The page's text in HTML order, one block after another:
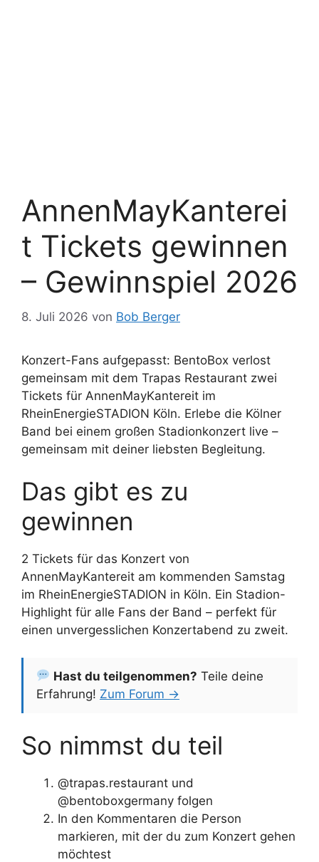
AnnenMayKanterei
t Tickets gewinnen
– Gewinnspiel 2026
8. Juli 2026 von Bob Berger
Konzert-Fans aufgepasst: BentoBox verlost
gemeinsam mit dem Trapas Restaurant zwei
Tickets für AnnenMayKantereit im
RheinEnergieSTADION Köln. Erlebe die Kölner
Band bei einem großen Stadionkonzert live –
gemeinsam mit deiner liebsten Begleitung.
Das gibt es zu
gewinnen
2 Tickets für das Konzert von
AnnenMayKantereit am kommenden Samstag
im RheinEnergieSTADION in Köln. Ein Stadion-
Highlight für alle Fans der Band – perfekt für
einen unvergesslichen Konzertabend zu zweit.
Hast du teilgenommen? Teile deine
Erfahrung! Zum Forum →
So nimmst du teil
@trapas.restaurant und
@bentoboxgermany folgen
In den Kommentaren die Person
markieren, mit der du zum Konzert gehen
möchtest